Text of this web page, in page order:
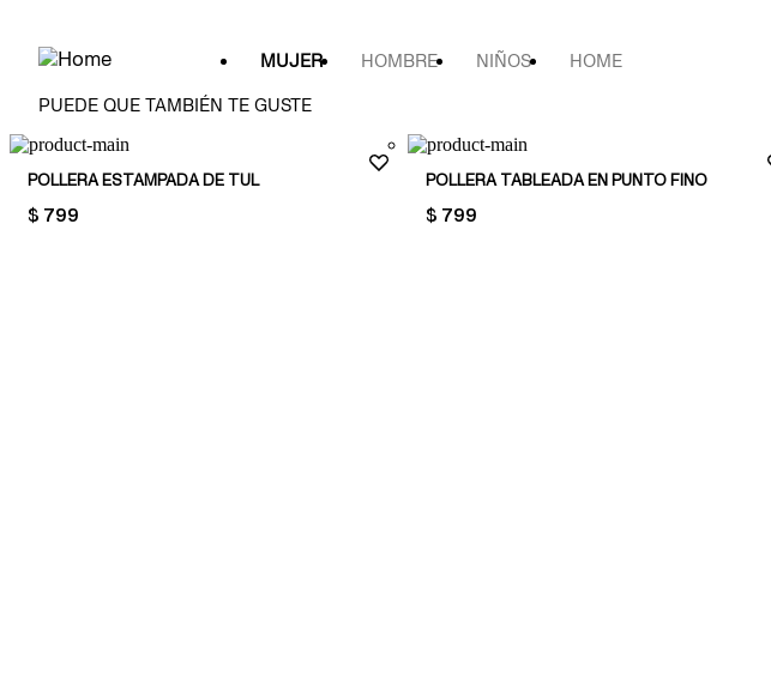
MUJER HOMBRE NIÑOS HOME
PUEDE QUE TAMBIÉN TE GUSTE
POLLERA ESTAMPADA DE TUL
PRICE:
$ 799
POLLERA TABLEADA EN PUNTO FINO
PRICE:
$ 799